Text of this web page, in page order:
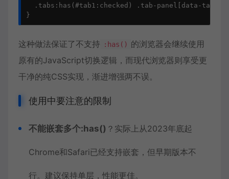
.tabs:has(#tab1:checked) .tab-panel[data-
}
这种做法保证了不支持 :has() 的浏览器会继续使用
原有的JavaScript切换逻辑，而现代浏览器则享受更
干净的纯CSS实现，渐进增强两不误。
使用中要注意的限制
不能嵌套多个:has() ？实际上从2023年底起
Chrome和Safari已经支持嵌套，但早期版本不
行。建议保持单层，性能更佳。